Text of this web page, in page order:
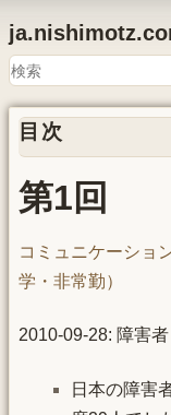
目次
第1回
コミュニケーショ
学・非常勤）
2010-09-28: 障害
日本の障害